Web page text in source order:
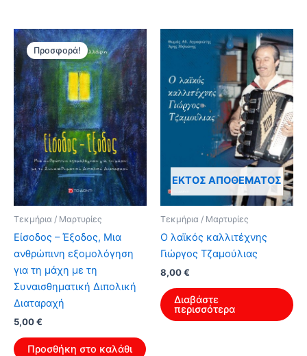
Προσφορά!
Τεκμήρια / Μαρτυρίες
Είσοδος – Έξοδος, Μια
ανθρώπινη εξομολόγηση
για τη μάχη με τη
Συναισθηματική Διπολική
Διαταραχή
Original
was:
5,00€
τιμή
Προσθήκη στο καλάθι
ΕΚΤΌΣ ΑΠΟΘΈΜΑΤΟΣ
Τεκμήρια / Μαρτυρίες
Ο λαϊκός καλλιτέχνης
Γιώργος Τζαμούλιας
8,00€
Διαβάστε
περισσότερα